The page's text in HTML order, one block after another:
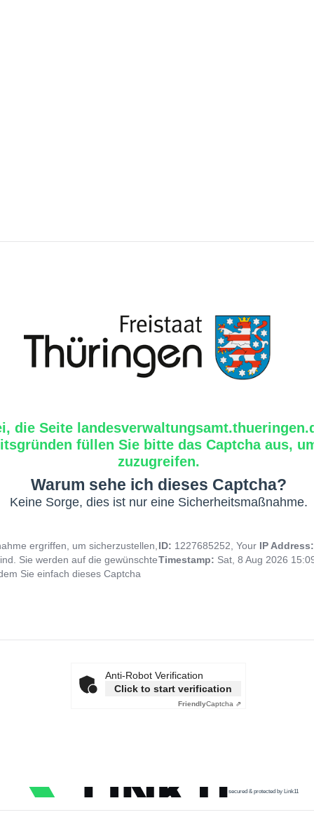
die Seite
füllen Sie bitte das Captcha aus,
zuzugreifen.
Warum sehe ich dieses Captcha?
Keine Sorge, dies ist nur eine Sicherheitsmaßnahme.
ergriffen, um sicherzustellen,
Sie werden auf die gewünschte
Sie einfach dieses Captcha
ID: 1227685252, Your IP
Timestamp: Sat, 8 Aug 2026
Anti-Robot Verification
Click to start verification
FriendlyCaptcha ⇗
secured & protected by Link11